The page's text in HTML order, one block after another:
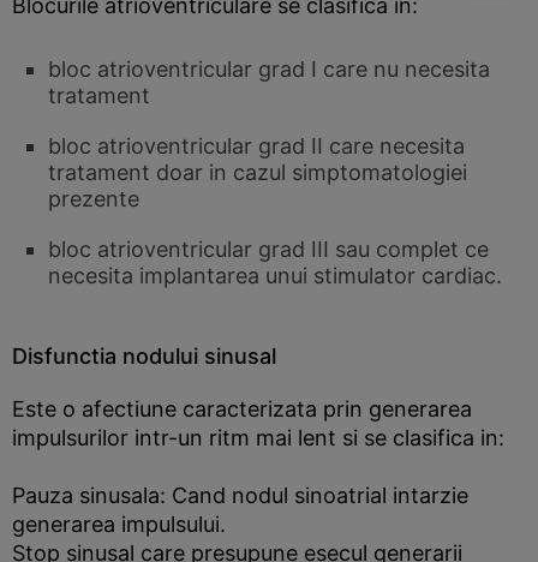
Blocurile atrioventriculare se clasifica in:
bloc atrioventricular grad I care nu necesita
tratament
bloc atrioventricular grad II care necesita
tratament doar in cazul simptomatologiei
prezente
bloc atrioventricular grad III sau complet ce
necesita implantarea unui stimulator cardiac.
Disfunctia nodului sinusal
Este o afectiune caracterizata prin generarea
impulsurilor intr-un ritm mai lent si se clasifica in:
Pauza sinusala: Cand nodul sinoatrial intarzie
generarea impulsului.
Stop sinusal care presupune esecul generarii